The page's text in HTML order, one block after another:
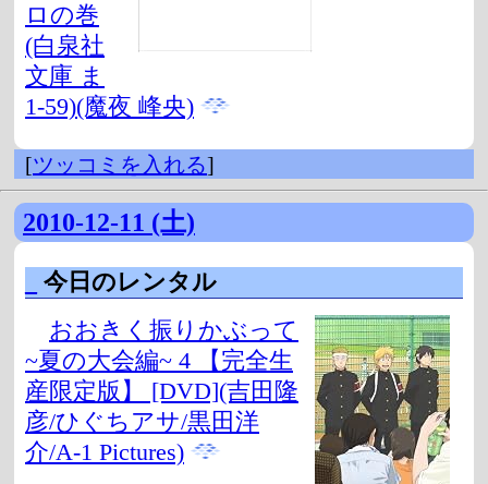
ロの巻
(白泉社
文庫 ま
1-59)(魔夜 峰央)
[ツッコミを入れる]
2010-12-11 (土)
今日のレンタル
おおきく振りかぶって
~夏の大会編~ 4 【完全生
産限定版】 [DVD](吉田隆
彦/ひぐちアサ/黒田洋
介/A-1 Pictures)